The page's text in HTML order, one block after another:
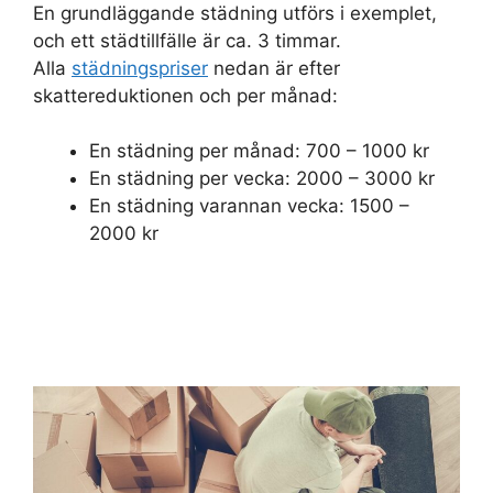
En grundläggande städning utförs i exemplet,
och ett städtillfälle är ca. 3 timmar.
Alla städningspriser nedan är efter
skattereduktionen och per månad:
En städning per månad: 700 – 1000 kr
En städning per vecka: 2000 – 3000 kr
En städning varannan vecka: 1500 –
2000 kr